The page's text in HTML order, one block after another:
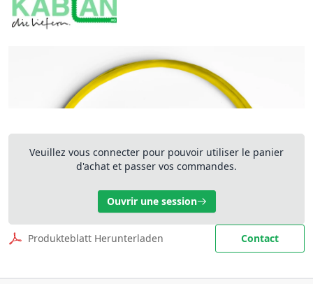
Veuillez vous connecter pour pouvoir utiliser le panier
d'achat et passer vos commandes.
Ouvrir une session
Produkteblatt Herunterladen Contact